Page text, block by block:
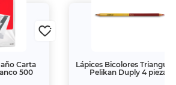
Carta
500
Lápices Bicolores
Pelikan Duply 4 piezas